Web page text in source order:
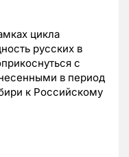
цикла
русских в
с
в период
к Российскому